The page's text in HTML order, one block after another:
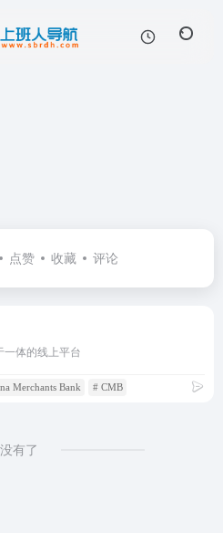
点赞 收藏 评论
一体的线上平台
Merchants Bank # CMB
没有了